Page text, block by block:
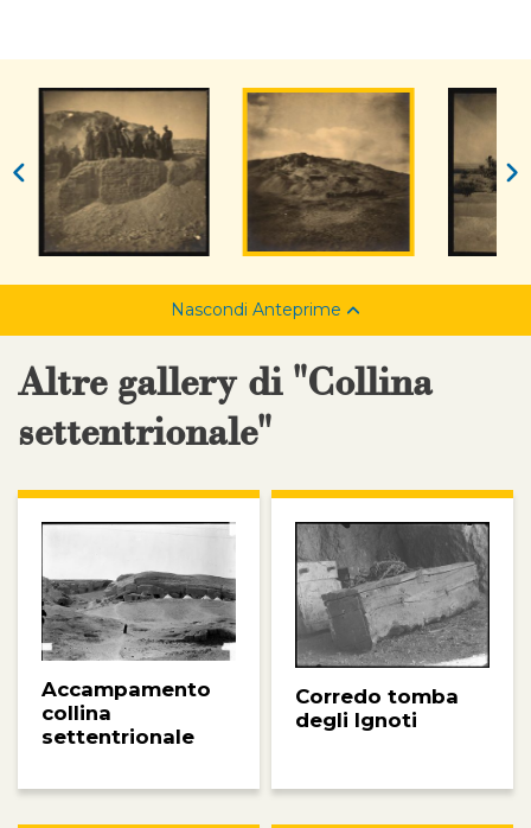
Nascondi Anteprime
Altre gallery di "Collina
settentrionale"
Accampamento
collina
settentrionale
Corredo tomba
degli Ignoti